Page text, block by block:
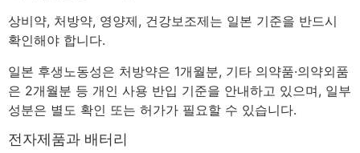
상비약, 처방약, 영양제, 건강보조제는 일본 기준을 반드시
확인해야 합니다.
일본 후생노동성은 처방약은 1개월분, 기타 의약품·의약외품
은 2개월분 등 개인 사용 반입 기준을 안내하고 있으며, 일부
성분은 별도 확인 또는 허가가 필요할 수 있습니다.
전자제품과 배터리